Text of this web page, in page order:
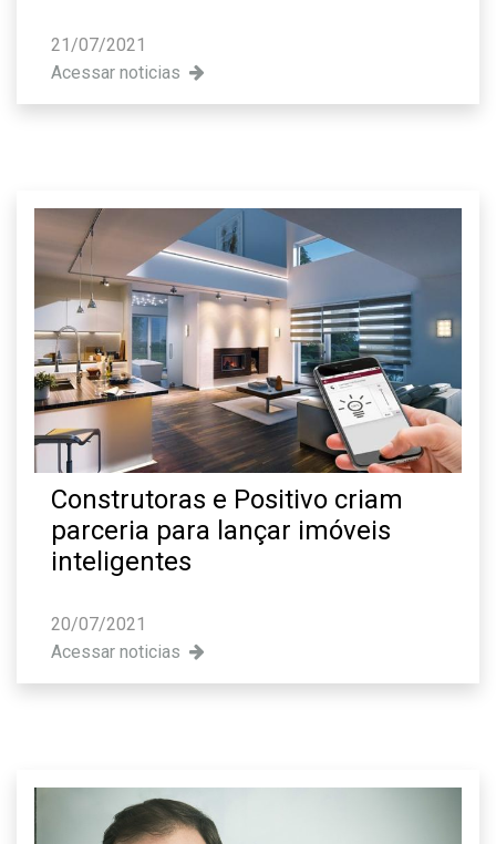
21/07/2021
Acessar noticias
Construtoras e Positivo criam
parceria para lançar imóveis
inteligentes
20/07/2021
Acessar noticias